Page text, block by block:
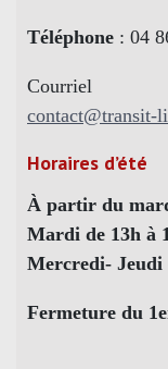
Téléphone : 04
Courriel
contact@transit-
Horaires d’été
À partir du
Mardi de 13h à
Mercredi- Jeudi
Fermeture du